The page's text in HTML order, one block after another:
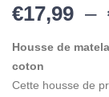
€17,99 –
Housse de
coton
Cette housse de